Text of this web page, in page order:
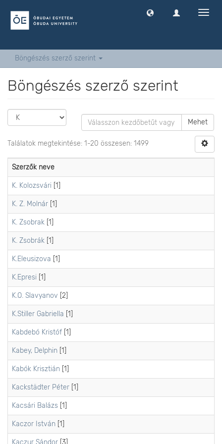
Böngészés szerző szerint
Böngészés szerző szerint
Mehet
Találatok megtekintése: 1-20 összesen: 1499
Szerzők neve
K. Kolozsvári [1]
K. Z. Molnár [1]
K. Zsobrak [1]
K. Zsobrák [1]
K.Eleusizova [1]
K.Epresi [1]
K.O. Slavyanov [2]
K.Stiller Gabriella [1]
Kabdebó Kristóf [1]
Kabey, Delphin [1]
Kabók Krisztián [1]
Kackstädter Péter [1]
Kacsári Balázs [1]
Kaczor István [1]
Kaczur Sándor [3]